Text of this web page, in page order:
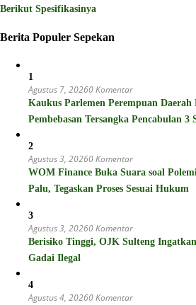
Berikut Spesifikasinya
Berita Populer Sepekan
1
Agustus 7, 20260 Komentar
Kaukus Parlemen Perempuan
Pembebasan Tersangka Pencabulan 3
2
Agustus 3, 20260 Komentar
WOM Finance Buka Suara soal
Palu, Tegaskan Proses Sesuai Hukum
3
Agustus 3, 20260 Komentar
Berisiko Tinggi, OJK Sulteng
Gadai Ilegal
4
Agustus 4, 20260 Komentar